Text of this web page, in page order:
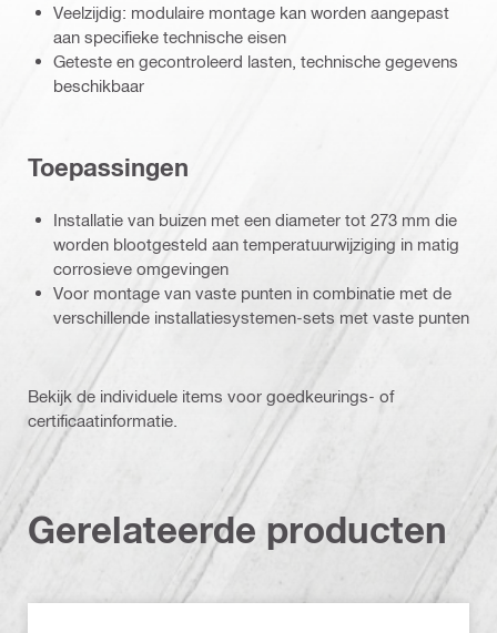
Veelzijdig: modulaire montage kan worden aangepast
aan specifieke technische eisen
Geteste en gecontroleerd lasten, technische gegevens
beschikbaar
Toepassingen
Installatie van buizen met een diameter tot 273 mm die
worden blootgesteld aan temperatuurwijziging in matig
corrosieve omgevingen
Voor montage van vaste punten in combinatie met de
verschillende installatiesystemen-sets met vaste punten
Bekijk de individuele items voor goedkeurings- of
certificaatinformatie.
Gerelateerde producten